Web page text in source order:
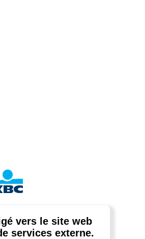
vers le site web
services externe.